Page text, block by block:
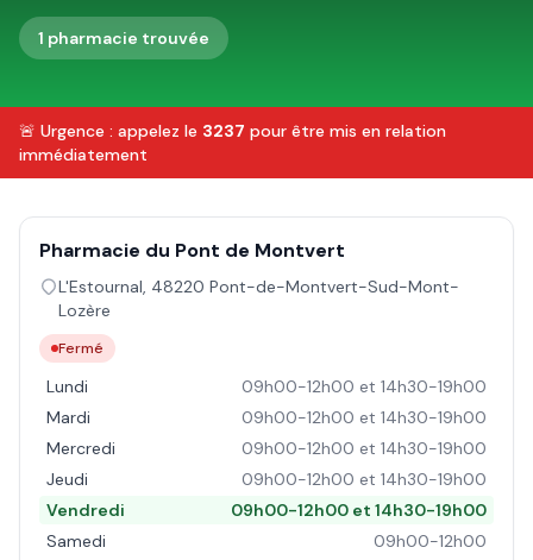
1 pharmacie trouvée
🚨 Urgence : appelez le 3237 pour être mis en relation
immédiatement
Pharmacie du Pont de Montvert
L'Estournal, 48220 Pont-de-Montvert-Sud-Mont-
Lozère
Fermé
Lundi
09h00-12h00 et 14h30-19h00
Mardi
09h00-12h00 et 14h30-19h00
Mercredi
09h00-12h00 et 14h30-19h00
Jeudi
09h00-12h00 et 14h30-19h00
Vendredi
09h00-12h00 et 14h30-19h00
Samedi
09h00-12h00